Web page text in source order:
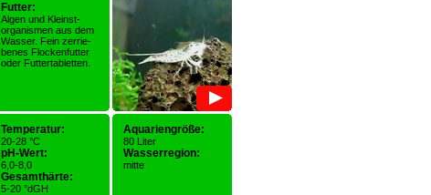
Futter:
Algen und Kleinst-
organismen aus dem
Wasser. Fein zerrie-
benes Flockenfutter
oder Futtertabletten.
Temperatur:
20-28 °C
pH-Wert:
6,0-8,0
Gesamthärte:
5-20 °dGH
Aquariengröße:
80 Liter
Wasserregion:
mitte